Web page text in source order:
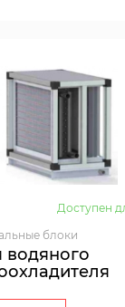
Доступен
блоки
водяного